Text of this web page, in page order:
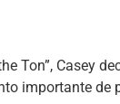
Ton”, Casey
importante de